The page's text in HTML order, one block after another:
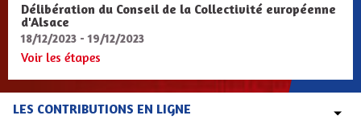
Délibération du Conseil de la Collectivité européenne
d'Alsace
18/12/2023 - 19/12/2023
Voir les étapes
LES CONTRIBUTIONS EN LIGNE